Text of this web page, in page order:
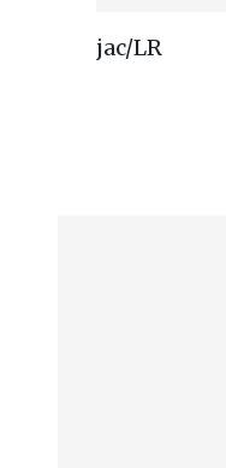
jac/LR